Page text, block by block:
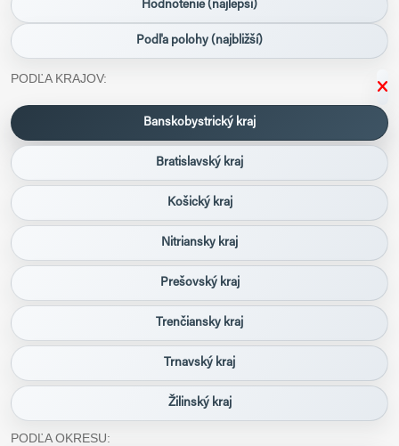
Hodnotenie (najlepší)
Podľa polohy (najbližší)
PODĽA KRAJOV:
Banskobystrický kraj
Bratislavský kraj
Košický kraj
Nitriansky kraj
Prešovský kraj
Trenčiansky kraj
Trnavský kraj
Žilinský kraj
PODĽA OKRESU: